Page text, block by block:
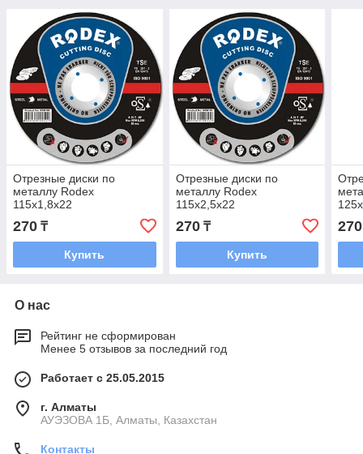
Отрезные диски по
металлу Rodex
115x1,8x22
270 ₸
Купить
Отрезные диски по
металлу Rodex
115x2,5x22
270₸
Купить
270
О нас
Рейтинг не сформирован
Менее 5 отзывов за последний год
Работает с 25.05.2015
г. Алматы
АУЭЗОВА 1Б, Алматы, Казахстан
Контакты